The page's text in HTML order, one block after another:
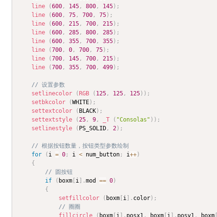
line
(600 , 145 , 800 , 145) ;
line
(600 , 75 , 700 , 75) ;
line
(600 , 215 , 700 , 215) ;
line
(600 , 285 , 800 , 285) ;
line
(600 , 355 , 700 , 355) ;
line
(700 , 0 , 700 , 75) ;
line
(700 , 145 , 700 , 215) ;
line
(700 , 355 , 700 , 499) ;
// 设置参数
setlinecolor
(RGB ( 125 , 125 , 125) ) ;
setbkcolor
(WHITE) ;
settextcolor
( BLACK) ;
settextstyle
(25 , 9 , _T ( "Consolas" ) ) ;
setlinestyle
( PS_SOLID , 2) ;
// 根据按钮数量，按钮类型参数绘制
for
( i = 0 ; i < num_button ; i++)
{
// 圆按钮
if
( boxm [ i] .mod == 0)
{
setfillcolor
( boxm [ i] . color) ;
// 圈圈
fillcircle
( boxm [ i ] . posx1 , boxm [ i ] . posy1 , boxm [